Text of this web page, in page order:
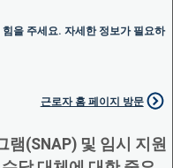
을 주세요. 자세한 정보가 필요하
근로자 홈 페이지 방문
(SNAP) 및 임시 지원